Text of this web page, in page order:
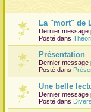
La "mort" de
Dernier message
Posté dans
Présentation
Dernier message
Posté dans
Une belle
Dernier message
Posté dans